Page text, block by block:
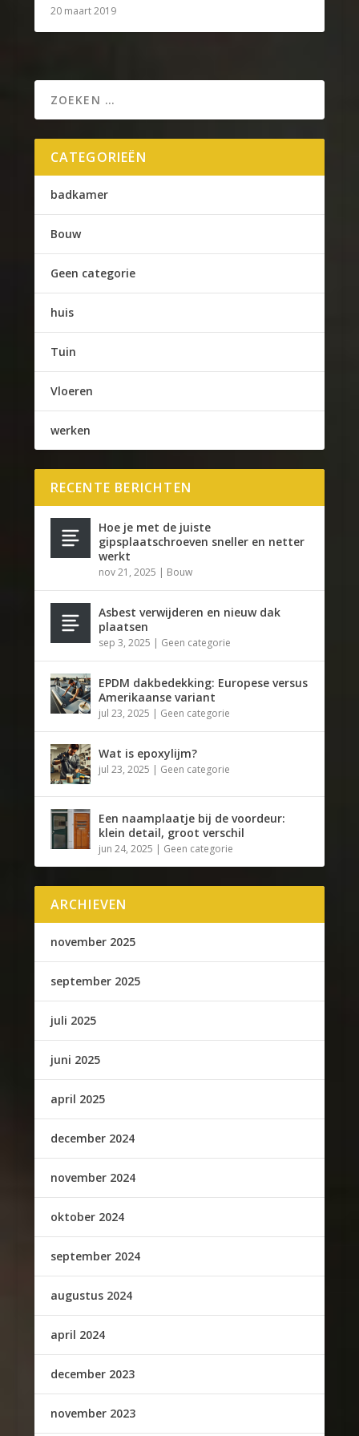
20 maart 2019
CATEGORIEËN
badkamer
Bouw
Geen categorie
huis
Tuin
Vloeren
werken
RECENTE BERICHTEN
Hoe je met de juiste
gipsplaatschroeven sneller en netter
werkt
nov 21, 2025 | Bouw
Asbest verwijderen en nieuw dak
plaatsen
sep 3, 2025 | Geen categorie
EPDM dakbedekking: Europese versus
Amerikaanse variant
jul 23, 2025 | Geen categorie
Wat is epoxylijm?
jul 23, 2025 | Geen categorie
Een naamplaatje bij de voordeur:
klein detail, groot verschil
jun 24, 2025 | Geen categorie
ARCHIEVEN
november 2025
september 2025
juli 2025
juni 2025
april 2025
december 2024
november 2024
oktober 2024
september 2024
augustus 2024
april 2024
december 2023
november 2023